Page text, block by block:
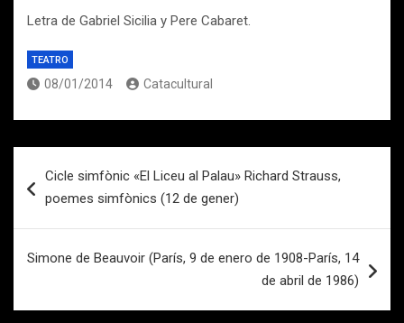
Letra de Gabriel Sicilia y Pere Cabaret.
TEATRO
08/01/2014 Catacultural
de
Cicle simfònic «El Liceu al Palau» Richard Strauss,
poemes simfònics (12 de gener)
Simone de Beauvoir (París, 9 de enero de 1908-París, 14
de abril de 1986)